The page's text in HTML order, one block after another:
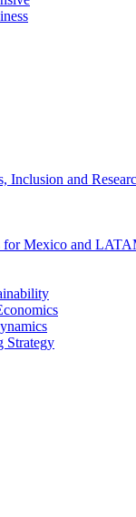
Inclusion and
for Mexico and
Strategy